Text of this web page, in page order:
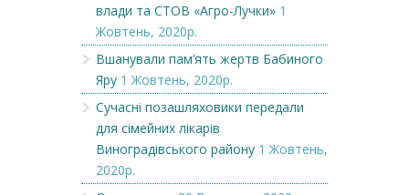
влади та СТОВ «Агро-Лучки» 1
Жовтень, 2020р.
Вшанували пам’ять жертв Бабиного
Яру 1 Жовтень, 2020р.
Сучасні позашляховики передали
для сімейних лікарів
Виноградівського району 1 Жовтень,
2020р.